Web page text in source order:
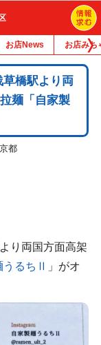
お店News お店みち
草橋駅より両
麺「自家製
都
り両国方面高架
うるちⅡ 」がオ